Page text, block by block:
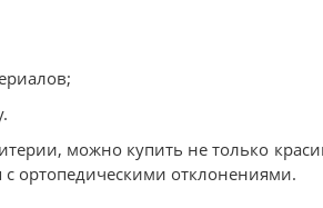
можно купить не только
с ортопедическими отклонениями.